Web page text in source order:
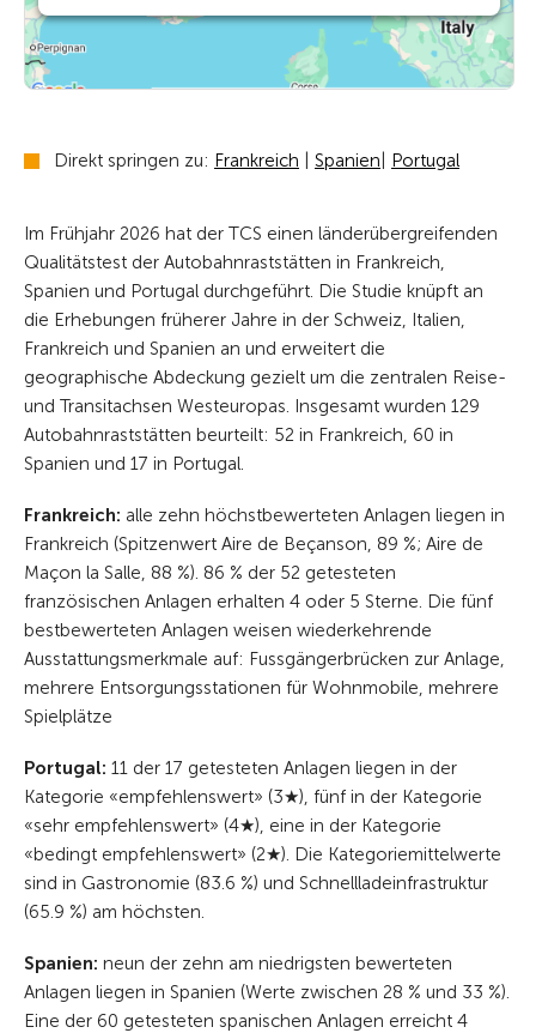
Direkt springen zu: Frankreich Spanien Portugal
Im Frühjahr 2026 hat der TCS einen länderübergreifenden
Qualitätstest der Autobahnraststätten in Frankreich,
Spanien und Portugal durchgeführt. Die Studie knüpft an
die Erhebungen früherer Jahre in der Schweiz, Italien,
Frankreich und Spanien an und erweitert die
geographische Abdeckung gezielt um die zentralen Reise-
und Transitachsen Westeuropas. Insgesamt wurden 129
Autobahnraststätten beurteilt: 52 in Frankreich, 60 in
Spanien und 17 in Portugal.
Frankreich: alle zehn höchstbewerteten Anlagen liegen in
Frankreich (Spitzenwert Aire de Beçanson, 89 %; Aire de
Maçon la Salle, 88 %). 86 % der 52 getesteten
französischen Anlagen erhalten 4 oder 5 Sterne. Die fünf
bestbewerteten Anlagen weisen wiederkehrende
Ausstattungsmerkmale auf: Fussgängerbrücken zur Anlage,
mehrere Entsorgungsstationen für Wohnmobile, mehrere
Spielplätze
Portugal: 11 der 17 getesteten Anlagen liegen in der
Kategorie «empfehlenswert» (3★), fünf in der Kategorie
«sehr empfehlenswert» (4★), eine in der Kategorie
«bedingt empfehlenswert» (2★). Die Kategoriemittelwerte
sind in Gastronomie (83.6 %) und Schnellladeinfrastruktur
(65.9 %) am höchsten.
Spanien: neun der zehn am niedrigsten bewerteten
Anlagen liegen in Spanien (Werte zwischen 28 % und 33 %).
Eine der 60 getesteten spanischen Anlagen erreicht 4